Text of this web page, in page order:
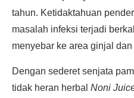
tahun. Ketidaktahuan
masalah infeksi terjadi
menyebar ke area ginjal dan
Dengan sederet senjata
tidak heran herbal Noni